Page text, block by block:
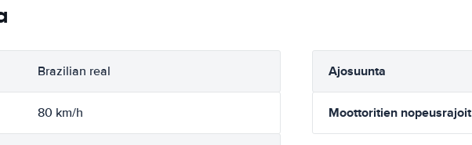
Brazilian real Ajosuunta
80 km/h Moottoritien